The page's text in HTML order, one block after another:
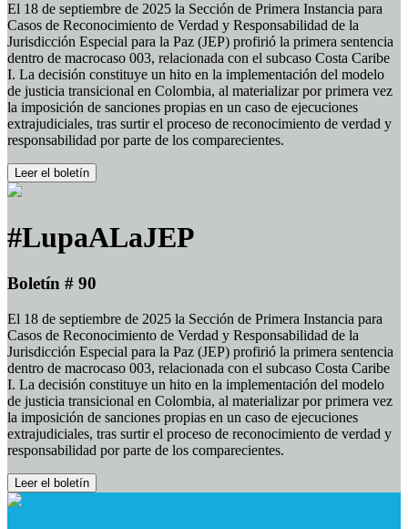
El 18 de septiembre de 2025 la Sección de Primera Instancia para
Casos de Reconocimiento de Verdad y Responsabilidad de la
Jurisdicción Especial para la Paz (JEP) profirió la primera sentencia
dentro de macrocaso 003, relacionada con el subcaso Costa Caribe
I. La decisión constituye un hito en la implementación del modelo
de justicia transicional en Colombia, al materializar por primera vez
la imposición de sanciones propias en un caso de ejecuciones
extrajudiciales, tras surtir el proceso de reconocimiento de verdad y
responsabilidad por parte de los comparecientes.
Leer el boletín
#LupaALaJEP
Boletín # 90
El 18 de septiembre de 2025 la Sección de Primera Instancia para
Casos de Reconocimiento de Verdad y Responsabilidad de la
Jurisdicción Especial para la Paz (JEP) profirió la primera sentencia
dentro de macrocaso 003, relacionada con el subcaso Costa Caribe
I. La decisión constituye un hito en la implementación del modelo
de justicia transicional en Colombia, al materializar por primera vez
la imposición de sanciones propias en un caso de ejecuciones
extrajudiciales, tras surtir el proceso de reconocimiento de verdad y
responsabilidad por parte de los comparecientes.
Leer el boletín